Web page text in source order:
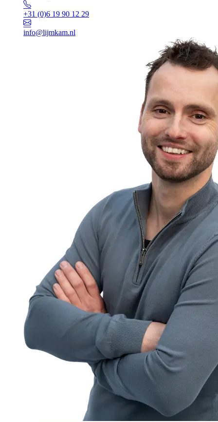
+31 (0)6 19 90 12 29
info@lijmkam.nl